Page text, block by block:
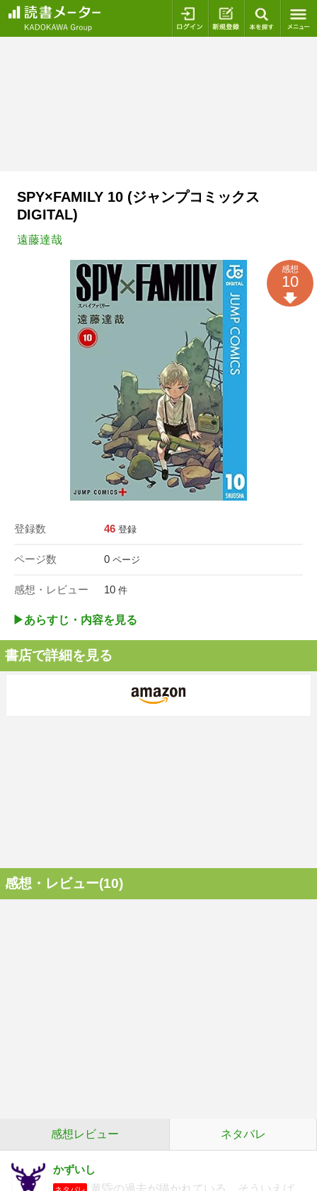
ログイン 新規登録
SPY×FAMILY 10 (ジャンプコミックス
DIGITAL)
遠藤達哉
登録数 46 登録
ページ数 0 ページ
感想・レビュー 10 件
感想
10
▶︎あらすじ・内容を見る
書店で詳細を見る
感想・レビュー(10)
感想レビュー ネタバレ
かずいし
黄昏の過去が描かれている。そういえば、